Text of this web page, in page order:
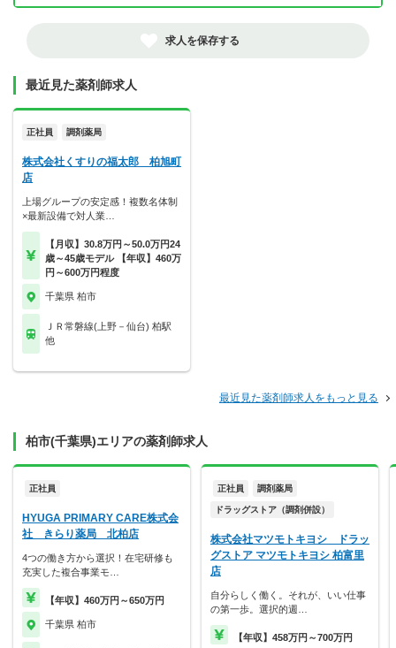
求人を保存する
最近見た薬剤師求人
正社員 調剤薬局
株式会社くすりの福太郎 柏旭町
店
上場グループの安定感！複数名体制
×最新設備で対人業…
【月収】30.8万円～50.0万円24
歳～45歳モデル 【年収】460万
円～600万円程度
千葉県 柏市
ＪＲ常磐線(上野－仙台) 柏駅
他
最近見た薬剤師求人をもっと見る
柏市(千葉県)エリアの薬剤師求人
正社員
HYUGA PRIMARY CARE株式会
社 きらり薬局 北柏店
4つの働き方から選択！在宅研修も
充実した複合事業モ…
【年収】460万円～650万円
千葉県 柏市
正社員 調剤薬局
ドラッグストア（調剤併設）
株式会社マツモトキヨシ ドラッ
グストア マツモトキヨシ 柏富里
店
自分らしく働く。それが、いい仕事
の第一歩。選択的週…
【年収】458万円～700万円